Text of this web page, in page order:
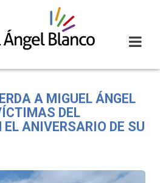
A MIGUEL ÁNGEL
DEL
EL ANIVERSARIO DE SU